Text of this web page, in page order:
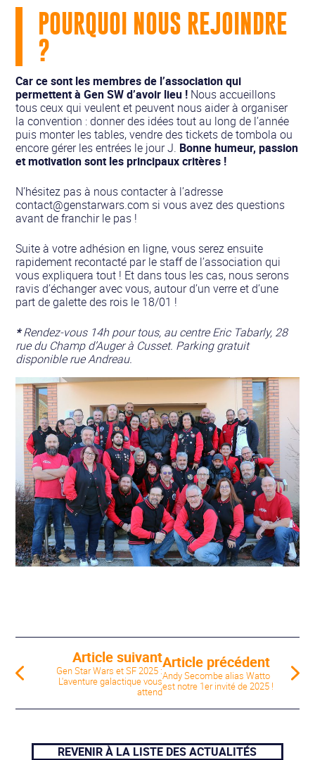
POURQUOI NOUS REJOINDRE
?
Car ce sont les membres de l’association qui
permettent à Gen SW d’avoir lieu ! Nous accueillons
tous ceux qui veulent et peuvent nous aider à organiser
la convention : donner des idées tout au long de l’année
puis monter les tables, vendre des tickets de tombola ou
encore gérer les entrées le jour J. Bonne humeur, passion
et motivation sont les principaux critères !
N’hésitez pas à nous contacter à l’adresse
contact@genstarwars.com si vous avez des questions
avant de franchir le pas !
Suite à votre adhésion en ligne, vous serez ensuite
rapidement recontacté par le staff de l’association qui
vous expliquera tout ! Et dans tous les cas, nous serons
ravis d’échanger avec vous, autour d’un verre et d’une
part de galette des rois le 18/01 !
*Rendez-vous 14h pour tous, au centre Eric Tabarly, 28
rue du Champ d’Auger à Cusset. Parking gratuit
disponible rue Andreau.
Article suivant
Gen Star Wars et SF 2025 :
L'aventure galactique vous
attend
Article précédent
Andy Secombe alias Watto
est notre 1er invité de 2025 !
REVENIR À LA LISTE DES ACTUALITÉS